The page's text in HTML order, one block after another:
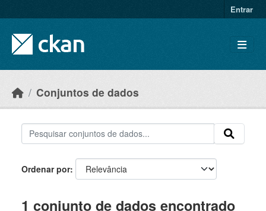
Entrar
Conjuntos de dados
Ordenar por
1 conjunto de dados encontrado